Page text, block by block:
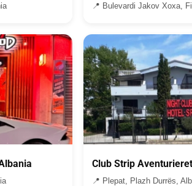
📍 Bulevardi Jakov Xoxa,
Club Strip
📍 Plepat, Plazh Durrës,